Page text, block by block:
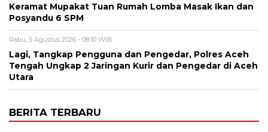
Keramat Mupakat Tuan Rumah Lomba Masak Ikan dan
Posyandu 6 SPM
Rabu, 5 Agustus 2026 - 08:10 WIB
Lagi, Tangkap Pengguna dan Pengedar, Polres Aceh
Tengah Ungkap 2 Jaringan Kurir dan Pengedar di Aceh
Utara
BERITA TERBARU